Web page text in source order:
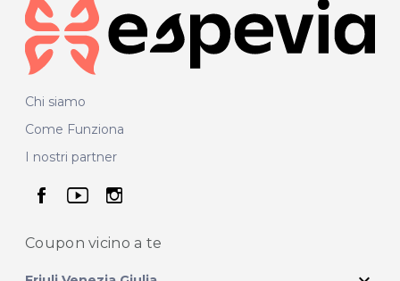
Chi siamo
Come Funziona
I nostri partner
seguici su facebook
seguici su youtube
seguici su instagram
Coupon vicino a te